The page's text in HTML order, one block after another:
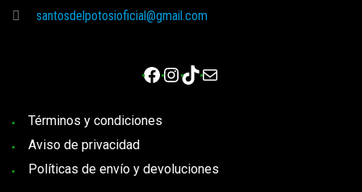
santosdelpotosioficial@gmail.com
Facebook
Instagram
TikTok
Correo electrónico
Términos y condiciones
Aviso de privacidad
Políticas de envío y devoluciones